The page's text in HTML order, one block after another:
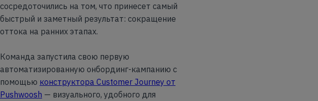
сосредоточились на том, что принесет самый
быстрый и заметный результат: сокращение
оттока на ранних этапах.
Команда запустила свою первую
автоматизированную онбординг-кампанию с
помощью конструктора Customer Journey от
Pushwoosh — визуального, удобного для